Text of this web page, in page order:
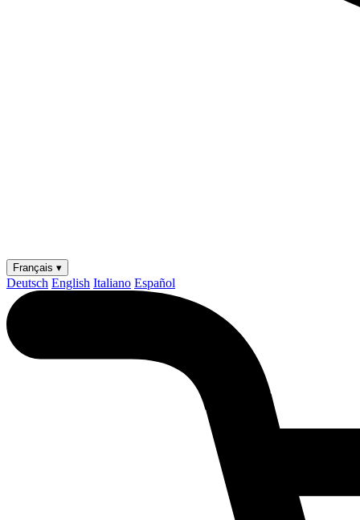
Français ▾
Deutsch English Italiano Español